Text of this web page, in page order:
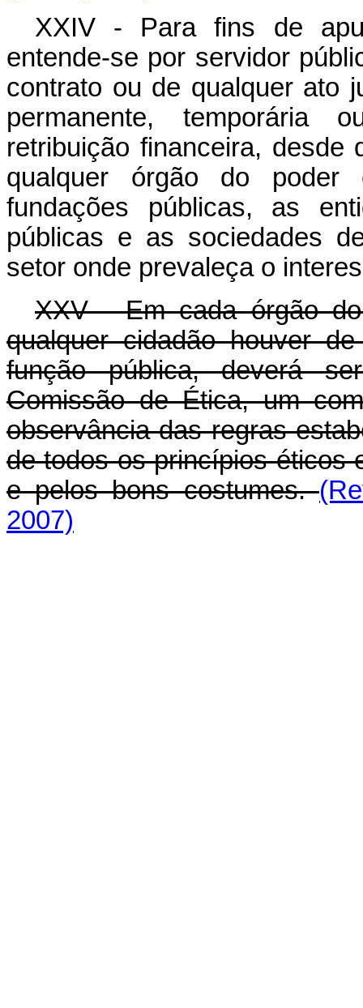
XXIV - Para fins de
entende-se por servidor
contrato ou de qualquer ato
permanente, temporária
retribuição financeira, desde
qualquer órgão do poder
fundações públicas, as
públicas e as sociedades
setor onde prevaleça o
XXV - Em cada órgão
qualquer cidadão houver
função pública, deverá
Comissão de Ética, um
observância das regras
de todos os princípios éticos
e pelos bons costumes.
2007)